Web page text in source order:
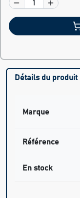
Détails du produit
Marque
Référence
En stock